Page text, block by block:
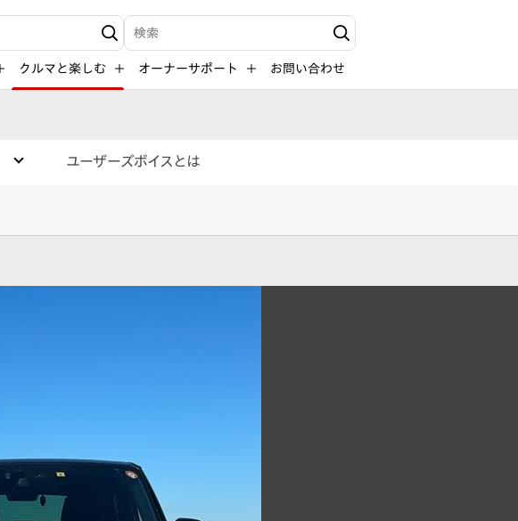
検索キーワード入力
クルマと楽しむ オーナーサポート お問い合わせ
ユーザーズボイスとは